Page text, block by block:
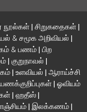
நூல்கள் | சிறுகதைகள் |
& சமூக அறிவியல் |
& பணம் | பிற
| குறுநாவல் |
| உளவியல் | ஆராய்ச்சி
| ஓவியம்
| ஹதீஸ் |
| இலக்கணம் |